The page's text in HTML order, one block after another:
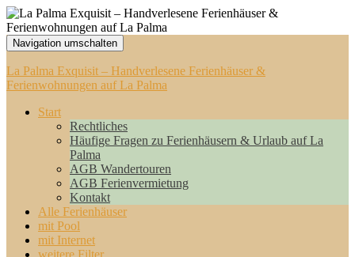
Navigation umschalten
La Palma Exquisit – Handverlesene Ferienhäuser &
Ferienwohnungen auf La Palma
Start
Rechtliches
Häufige Fragen zu Ferienhäusern & Urlaub auf La
Palma
AGB Wandertouren
AGB Ferienvermietung
Kontakt
Alle Ferienhäuser
mit Pool
mit Internet
weitere Filter